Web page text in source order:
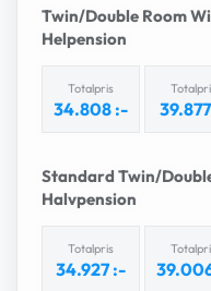
kampanjer
Twin/Double Room
Helpension
Totalpris
34.808 :-
Standard Twin/
Halvpension
Totalpris
34.927 :-